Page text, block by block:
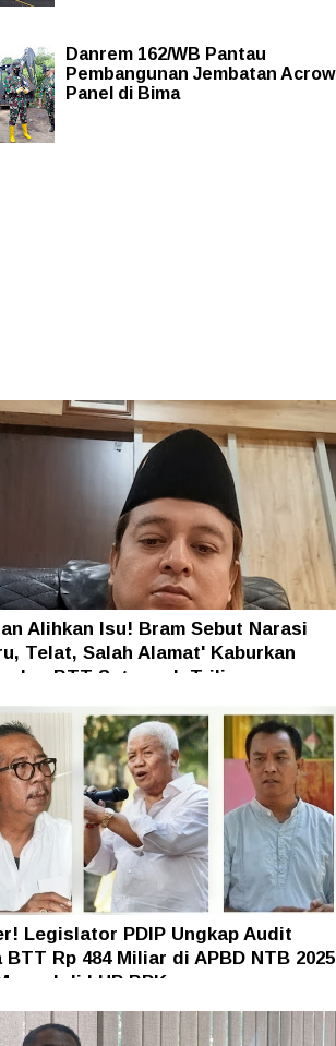
Danrem 162/WB Pantau
Pembangunan Jembatan Acrow
Panel di Bima
Alihkan Isu! Bram Sebut Narasi
Telat, Salah Alamat' Kaburkan
BTT Setengah Triliun
Legislator PDIP Ungkap Audit
BTT Rp 484 Miliar di APBD NTB 2025
di LHP BPK